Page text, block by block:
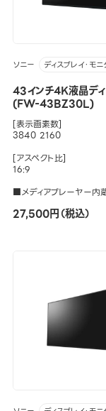
ソニー ディスプレイ・モ
43インチ4K液晶デ
(FW-43BZ30L)
[表示画素数]
3840 2160
[アスペクト比]
16:9
■メディアプレーヤー内
27,500円（税込）